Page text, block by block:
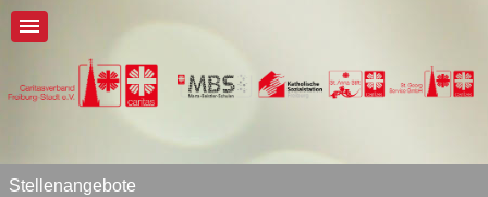
Stellenangebote